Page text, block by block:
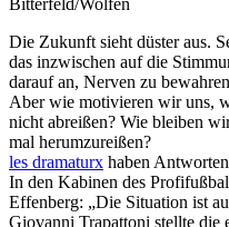
Bitterfeld/Wolfen
Die Zukunft sieht düster aus.
das inzwischen auf die
darauf an, Nerven zu
Aber wie motivieren wir uns,
nicht abreißen? Wie bleiben
mal herumzureißen?
les dramaturx haben
In den Kabinen des
Effenberg: „Die Situation ist
Giovanni Trapattoni stellte die